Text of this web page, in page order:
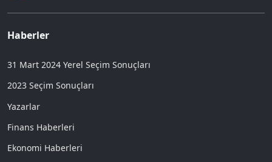
Haberler
31 Mart 2024 Yerel Seçim Sonuçları
2023 Seçim Sonuçları
Yazarlar
Finans Haberleri
Ekonomi Haberleri